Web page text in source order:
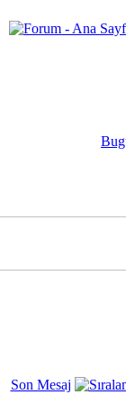
Son Mesaj